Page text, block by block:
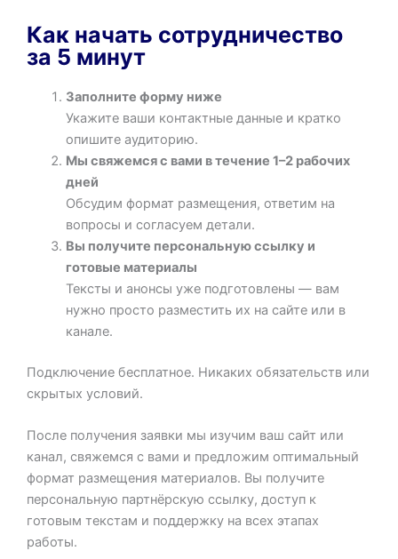
Как начать сотрудничество
за 5 минут
Заполните форму ниже
Укажите ваши контактные данные и кратко
опишите аудиторию.
Мы свяжемся с вами в течение 1–2 рабочих
дней
Обсудим формат размещения, ответим на
вопросы и согласуем детали.
Вы получите персональную ссылку и
готовые материалы
Тексты и анонсы уже подготовлены — вам
нужно просто разместить их на сайте или в
канале.
Подключение бесплатное. Никаких обязательств или
скрытых условий.
После получения заявки мы изучим ваш сайт или
канал, свяжемся с вами и предложим оптимальный
формат размещения материалов. Вы получите
персональную партнёрскую ссылку, доступ к
готовым текстам и поддержку на всех этапах
работы.